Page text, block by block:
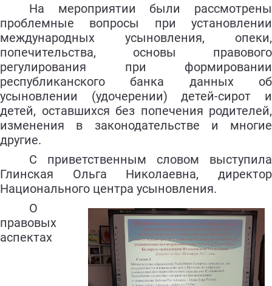
На мероприятии были рассмотрены
проблемные вопросы при установлении
международных усыновления, опеки,
попечительства, основы правового
регулирования при формировании
республиканского банка данных об
усыновлении (удочерении) детей-сирот и
детей, оставшихся без попечения родителей,
изменения в законодательстве и многие
другие.
С приветственным словом выступила
Глинская Ольга Николаевна, директор
Национального центра усыновления.
О
правовых
аспектах